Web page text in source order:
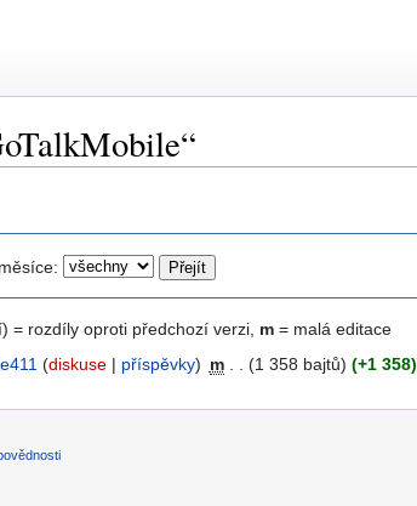
= rozdíly oproti předchozí verzi, m = malá editace
(diskuse| příspěvky) m (1 358 bajtů) (+1 358)